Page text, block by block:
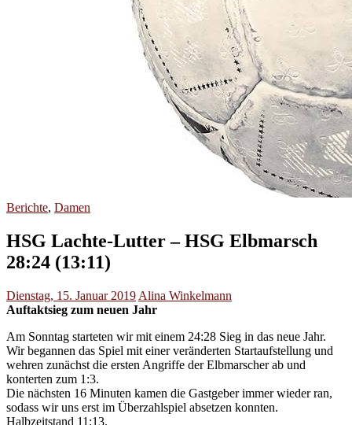
Berichte, Damen
HSG Lachte-Lutter – HSG Elbmarsch
28:24 (13:11)
Dienstag, 15. Januar 2019 Alina Winkelmann
Auftaktsieg zum neuen Jahr
Am Sonntag starteten wir mit einem 24:28 Sieg in das neue Jahr.
Wir begannen das Spiel mit einer veränderten Startaufstellung und
wehren zunächst die ersten Angriffe der Elbmarscher ab und
konterten zum 1:3.
Die nächsten 16 Minuten kamen die Gastgeber immer wieder ran,
sodass wir uns erst im Überzahlspiel absetzen konnten.
Halbzeitstand 11:13.